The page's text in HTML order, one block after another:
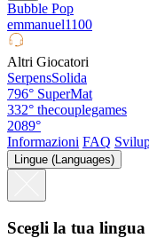
Bubble Pop
emmanuel1100
Altri Giocatori
SerpensSolida
796° SuperMat
332° thecouplegames
2089°
Informazioni FAQ
Lingue (Languages)
Scegli la tua lingua